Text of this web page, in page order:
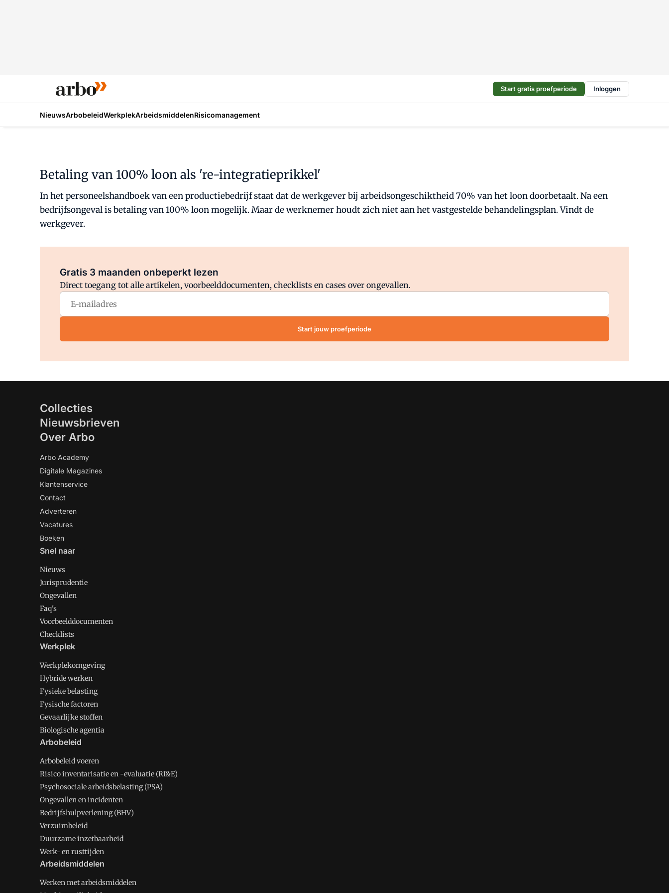
Start gratis proefperiode Inloggen
NieuwsArbobeleidWerkplekArbeidsmiddelenRisicomanagement
Betaling van 100% loon als 're-integratieprikkel'
In het personeelshandboek van een productiebedrijf staat dat de werkgever bij arbeidsongeschiktheid 70% van het loon doorbetaalt. Na een
bedrijfsongeval is betaling van 100% loon mogelijk. Maar de werknemer houdt zich niet aan het vastgestelde behandelingsplan. Vindt de
werkgever.
Gratis 3 maanden onbeperkt lezen
Direct toegang tot alle artikelen, voorbeelddocumenten, checklists en cases over ongevallen.
Start jouw proefperiode
Collecties
Nieuwsbrieven
Over Arbo
Arbo Academy
Digitale Magazines
Klantenservice
Contact
Adverteren
Vacatures
Boeken
Snel naar
Nieuws
Jurisprudentie
Ongevallen
Faq's
Voorbeelddocumenten
Checklists
Werkplek
Werkplekomgeving
Hybride werken
Fysieke belasting
Fysische factoren
Gevaarlijke stoffen
Biologische agentia
Arbobeleid
Arbobeleid voeren
Risico inventarisatie en -evaluatie (RI&E)
Psychosociale arbeidsbelasting (PSA)
Ongevallen en incidenten
Bedrijfshulpverlening (BHV)
Verzuimbeleid
Duurzame inzetbaarheid
Werk- en rusttijden
Arbeidsmiddelen
Werken met arbeidsmiddelen